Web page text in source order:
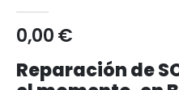
0,00 €
Reparación de